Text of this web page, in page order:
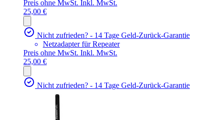
Preis ohne MwSt. Inkl. MwSt.
25,00 €
Nicht zufrieden? - 14 Tage Geld-Zurück-Garantie
Netzadapter für Repeater
Preis ohne MwSt. Inkl. MwSt.
25,00 €
Nicht zufrieden? - 14 Tage Geld-Zurück-Garantie